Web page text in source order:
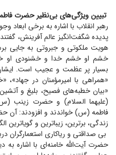
تبیین ویژگی‌های بی‌نظیر حضرت
رهبر انقلاب با اشاره به برخی
پدیده شگفت‌انگیز عالم آفرینش،
هویت ملکوتی و جبروتی به جایی
خشم او خشم خدا و خشنودی او
بسیار پر عظمت و عجیب است.
«همراهی با امیرمؤمنان در جهاد»،
«بیان خطبه‌های فصیح، بلیغ و
(علیهما السلام) و حضرت زینب
فاطمه (س) خواندند و افزودند: آن
زندگی، برترین، زیباترین و
بی صداقتی و ریاکاری استعمارگران
حضرت آیت‌الله خامنه‌ای با اشاره به